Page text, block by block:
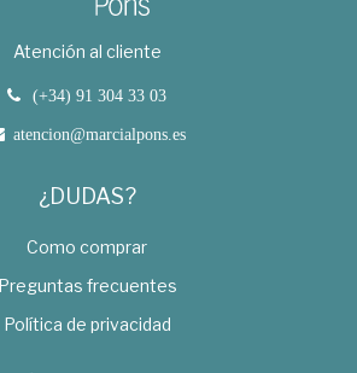
Atención al cliente
(+34) 91 304 33 03
atencion@marcialpons.es
¿DUDAS?
Como comprar
Preguntas frecuentes
Política de privacidad